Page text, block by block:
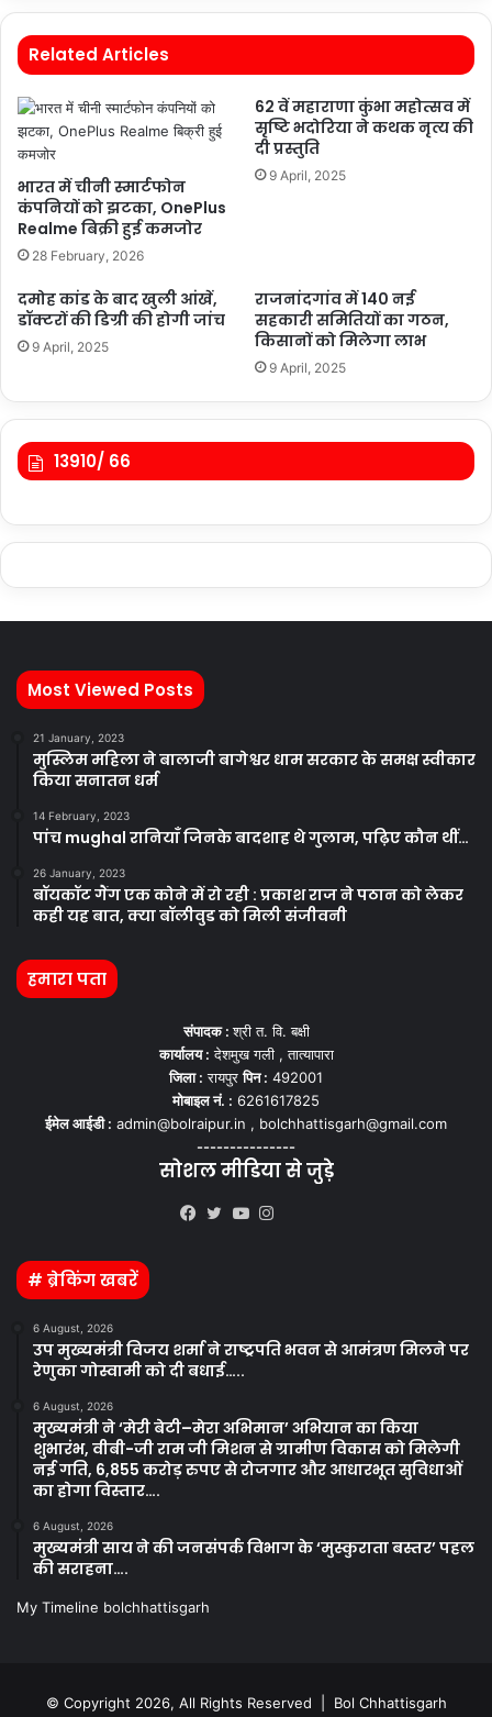
Related Articles
भारत में चीनी स्मार्टफोन
कंपनियों को झटका, OnePlus
Realme बिक्री हुई कमजोर
28 February, 2026
62 वें महाराणा कुंभा महोत्सव में
सृष्टि भदोरिया ने कथक नृत्य की
दी प्रस्तुति
9 April, 2025
दमोह कांड के बाद खुली आंखें,
डॉक्टरों की डिग्री की होगी जांच
9 April, 2025
राजनांदगांव में 140 नई
सहकारी समितियों का गठन,
किसानों को मिलेगा लाभ
9 April, 2025
13910/ 66
Most Viewed Posts
21 January, 2023
मुस्लिम महिला ने बालाजी बागेश्वर धाम सरकार के समक्ष स्वीकार
किया सनातन धर्म
14 February, 2023
पांच mughal रानियाँ जिनके बादशाह थे गुलाम, पढ़िए कौन थीं…
26 January, 2023
बॉयकॉट गैंग एक कोने में रो रही : प्रकाश राज ने पठान को लेकर
कही यह बात, क्या बॉलीवुड को मिली संजीवनी
हमारा पता
संपादक :श्री त. वि. बक्षी
कार्यालय : देशमुख गली , तात्यापारा
जिला : रायपुरपिन : 492001
मोबाइल नं. : 6261617825
ईमेल आईडी : admin@bolraipur.in , bolchhattisgarh@gmail.com
---------------
सोशल मीडिया से जुड़े
# ब्रेकिंग खबरें
6 August, 2026
उप मुख्यमंत्री विजय शर्मा ने राष्ट्रपति भवन से आमंत्रण मिलने पर
रेणुका गोस्वामी को दी बधाई…..
6 August, 2026
मुख्यमंत्री ने ‘मेरी बेटी–मेरा अभिमान’ अभियान का किया
शुभारंभ, वीबी-जी राम जी मिशन से ग्रामीण विकास को मिलेगी
नई गति, 6,855 करोड़ रुपए से रोजगार और आधारभूत सुविधाओं
का होगा विस्तार….
6 August, 2026
मुख्यमंत्री साय ने की जनसंपर्क विभाग के ‘मुस्कुराता बस्तर’ पहल
की सराहना….
My Timeline bolchhattisgarh
© Copyright 2026, All Rights Reserved | Bol Chhattisgarh